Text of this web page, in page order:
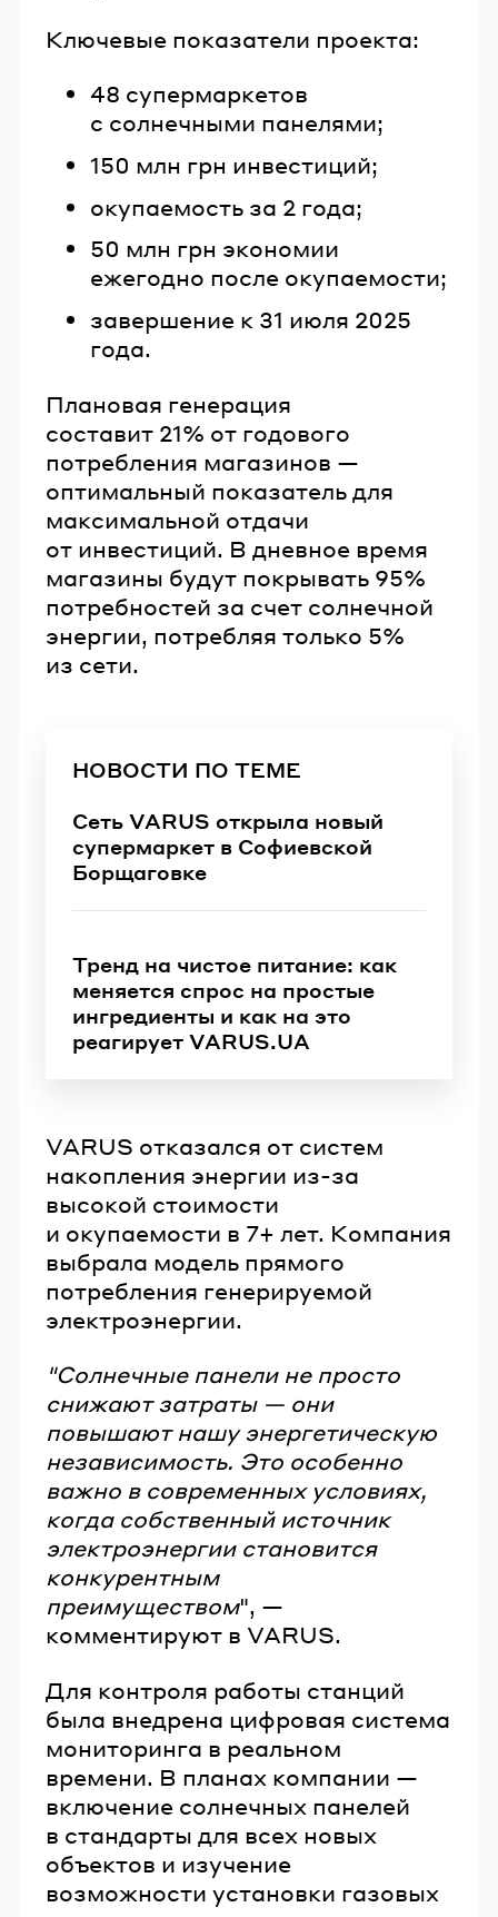
Ключевые показатели проекта:
48 супермаркетов
с солнечными панелями;
150 млн грн инвестиций;
окупаемость за 2 года;
50 млн грн экономии
ежегодно после окупаемости;
завершение к 31 июля 2025
года.
Плановая генерация
составит 21% от годового
потребления магазинов —
оптимальный показатель для
максимальной отдачи
от инвестиций. В дневное время
магазины будут покрывать 95%
потребностей за счет солнечной
энергии, потребляя только 5%
из сети.
НОВОСТИ ПО ТЕМЕ
Сеть VARUS открыла новый
супермаркет в Софиевской
Борщаговке
Тренд на чистое питание: как
меняется спрос на простые
ингредиенты и как на это
реагирует VARUS.UA
VARUS отказался от систем
накопления энергии из-за
высокой стоимости
и окупаемости в 7+ лет. Компания
выбрала модель прямого
потребления генерируемой
электроэнергии.
"Солнечные панели не просто
снижают затраты — они
повышают нашу энергетическую
независимость. Это особенно
важно в современных условиях,
когда собственный источник
электроэнергии становится
конкурентным
преимуществом", —
комментируют в VARUS.
Для контроля работы станций
была внедрена цифровая система
мониторинга в реальном
времени. В планах компании —
включение солнечных панелей
в стандарты для всех новых
объектов и изучение
возможности установки газовых